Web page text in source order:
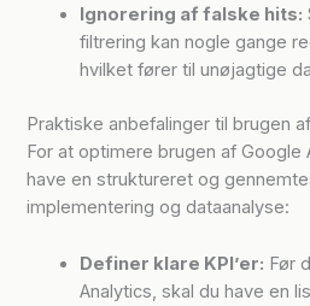
Ignorering af falske hits:
filtrering kan nogle gange
hvilket fører til unøjagtige
Praktiske anbefalinger til brugen
For at optimere brugen af
have en struktureret og
implementering og dataanalyse:
Definer klare KPI’er: Før
Analytics, skal du have en